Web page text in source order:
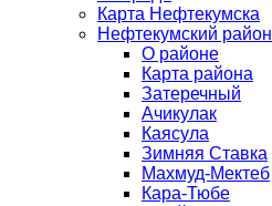
Карта Нефтекумска
Нефтекумский район
О районе
Карта района
Затеречный
Ачикулак
Каясула
Зимняя Ставка
Махмуд-Мектеб
Кара-Тюбе